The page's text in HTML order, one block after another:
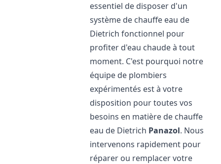
essentiel de disposer d'un
système de chauffe eau de
Dietrich fonctionnel pour
profiter d'eau chaude à tout
moment. C'est pourquoi notre
équipe de plombiers
expérimentés est à votre
disposition pour toutes vos
besoins en matière de chauffe
eau de Dietrich Panazol. Nous
intervenons rapidement pour
réparer ou remplacer votre